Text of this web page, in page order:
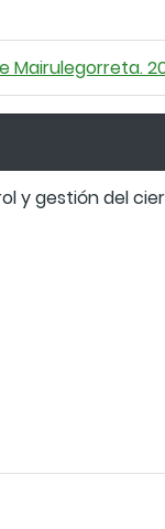
Mairulegorreta.
y gestión del